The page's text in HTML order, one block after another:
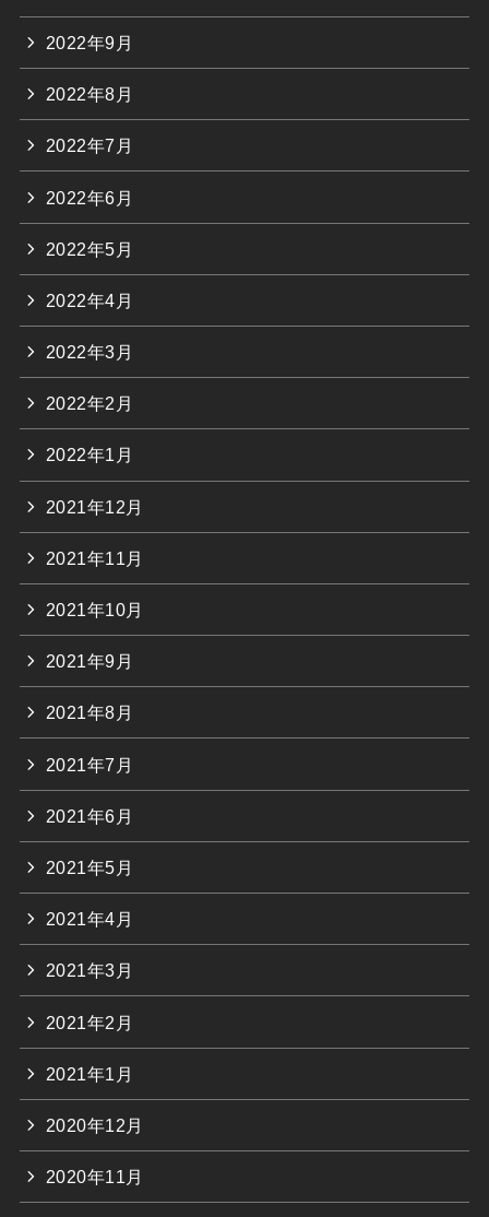
2022年9月
2022年8月
2022年7月
2022年6月
2022年5月
2022年4月
2022年3月
2022年2月
2022年1月
2021年12月
2021年11月
2021年10月
2021年9月
2021年8月
2021年7月
2021年6月
2021年5月
2021年4月
2021年3月
2021年2月
2021年1月
2020年12月
2020年11月